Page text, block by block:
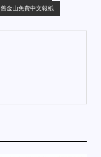
舊金山免費中文報紙